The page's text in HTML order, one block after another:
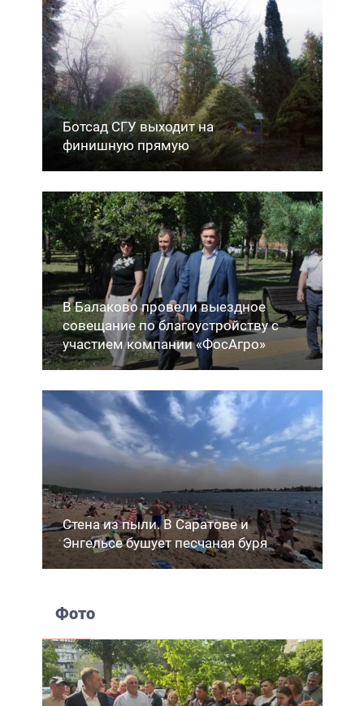
Ботсад СГУ выходит на
финишную прямую
В Балаково провели выездное
совещание по благоустройству с
участием компании «ФосАгро»
Стена из пыли. В Саратове и
Энгельсе бушует песчаная буря
Фото